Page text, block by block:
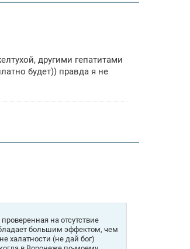
другими гепатитами
будет)) правда я не
на отсутствие
большим эффектом, чем
халатности (не дай бог)